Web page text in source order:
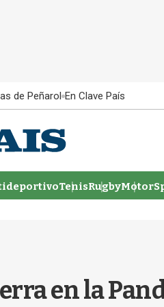
de Peñarol En Clave País
TenisRugby
en la